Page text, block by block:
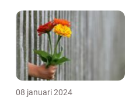
08 januari 2024